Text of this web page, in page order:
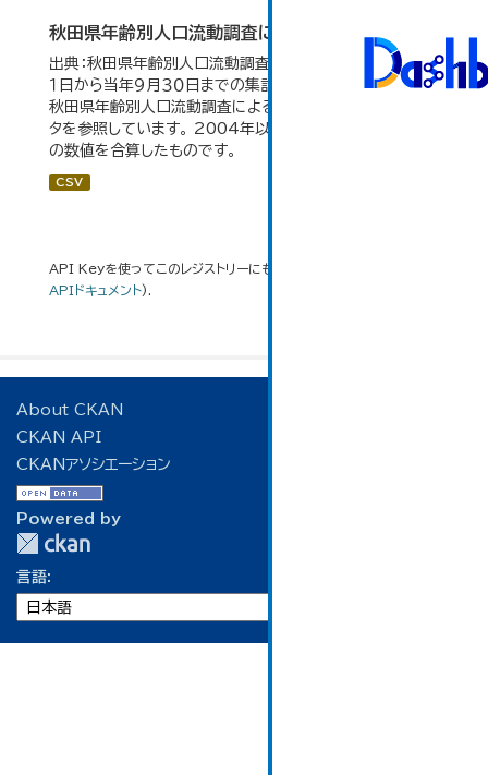
秋田県年齢別人口流動調査による人口動態の推移
出典：秋田県年齢別人口流動調査。 各年ともに、前年１０月
１日から当年９月３０日までの集計。 大仙市の統計「2-10
秋田県年齢別人口流動調査による人口動態の推移」のデー
タを参照しています。 2004年以前の数値は合併前市町村
の数値を合算したものです。
CSV
API Keyを使ってこのレジストリーにもアクセス可能です
APIドキュメント).
About CKAN
CKAN API
CKANアソシエーション
Powered by
言語